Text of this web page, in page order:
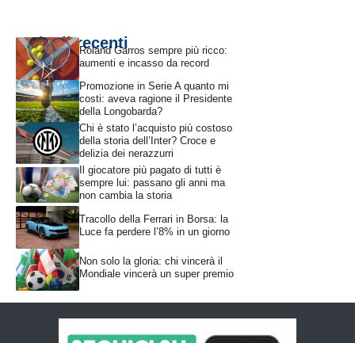
Articoli recentiRoland Garros sempre più ricco:
aumenti e incasso da record
Promozione in Serie A quanto mi
costi: aveva ragione il Presidente
della Longobarda?
Chi è stato l’acquisto più costoso
della storia dell’Inter? Croce e
delizia dei nerazzurri
Il giocatore più pagato di tutti è
sempre lui: passano gli anni ma
non cambia la storia
Tracollo della Ferrari in Borsa: la
Luce fa perdere l’8% in un giorno
Non solo la gloria: chi vincerà il
Mondiale vincerà un super premio